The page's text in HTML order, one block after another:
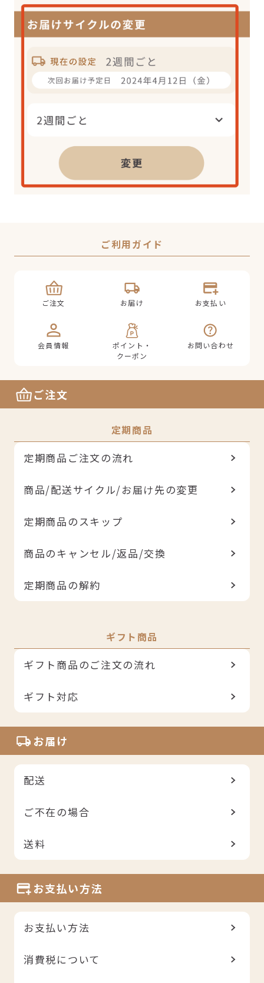
ご利用ガイド
ご注文 お届け お支払い
会員情報
ポイント・
クーポン
お問い合わせ
ご注文
定期商品
定期商品ご注文の流れ
商品/配送サイクル/お届け先の変更
定期商品のスキップ
商品のキャンセル/返品/交換
定期商品の解約
ギフト商品
ギフト商品のご注文の流れ
ギフト対応
お届け
配送
ご不在の場合
送料
お支払い方法
お支払い方法
消費税について